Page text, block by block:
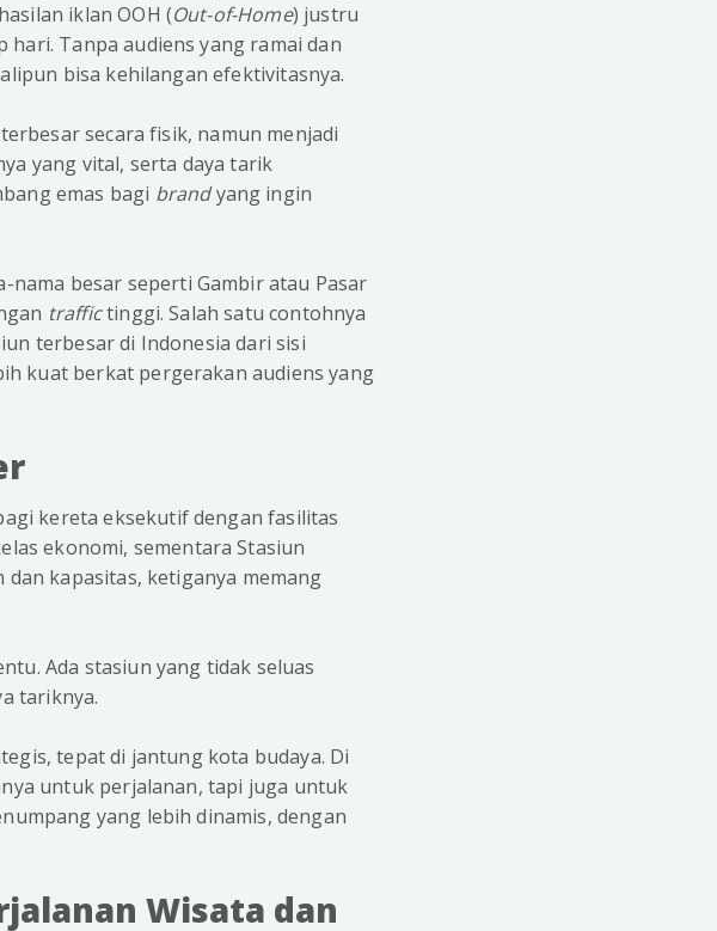
iklan OOH (Out-of-Home) justru
Tanpa audiens yang ramai dan
bisa kehilangan efektivitasnya.
secara fisik, namun menjadi
yang vital, serta daya tarik
emas bagi brandyang ingin
nama besar seperti Gambir atau Pasar
traffictinggi. Salah satu contohnya
terbesar di Indonesia dari sisi
kuat berkat pergerakan audiens yang
kereta eksekutif dengan fasilitas
ekonomi, sementara Stasiun
kapasitas, ketiganya memang
Ada stasiun yang tidak seluas
tariknya.
tepat di jantung kota budaya. Di
untuk perjalanan, tapi juga untuk
yang lebih dinamis, dengan
Wisata dan